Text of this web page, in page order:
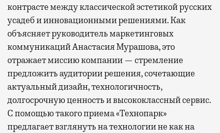
контрасте между классической эстетикой русских
усадеб и инновационными решениями. Как
объясняет руководитель маркетинговых
коммуникаций Анастасия Мурашова, это
отражает миссию компании — стремление
предложить аудитории решения, сочетающие
актуальный дизайн, технологичность,
долгосрочную ценность и высококлассный сервис.
С помощью такого приема «Технопарк»
предлагает взглянуть на технологии не как на